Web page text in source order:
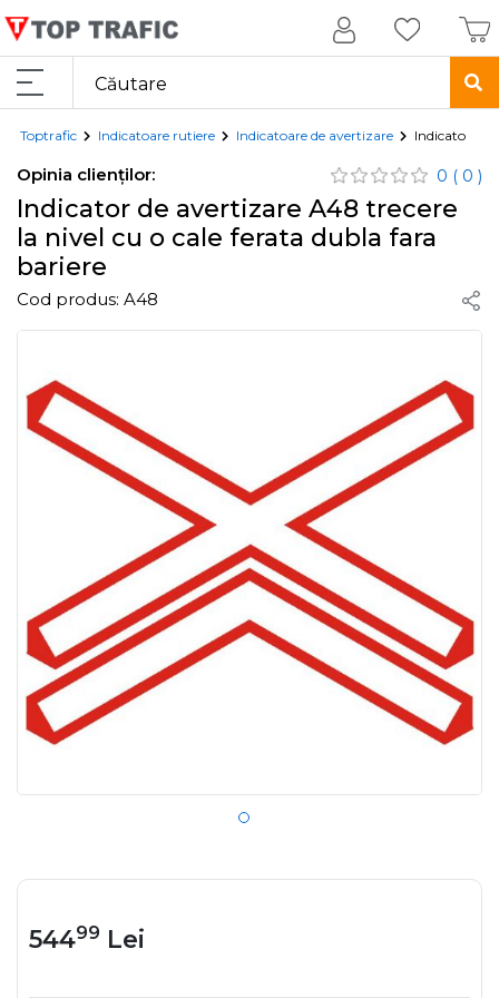
Toptrafic Indicatoare rutiere Indicatoare de avertizare Indicator de
Opinia clienților: 0 ( 0 )
Indicator de avertizare A48 trecere
la nivel cu o cale ferata dubla fara
bariere
Cod produs: A48
54499 Lei